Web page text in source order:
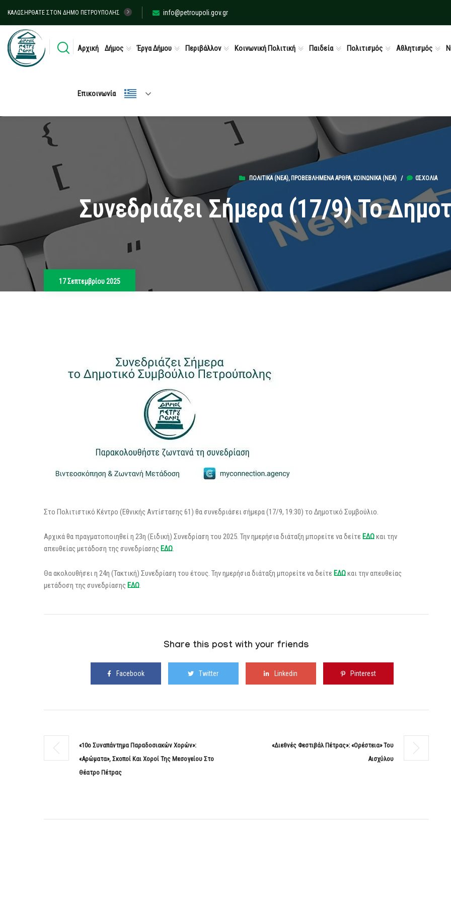
ΚΑΛΩΣΉΡΘΑΤΕ ΣΤΟΝ ΔΉΜΟ ΠΕΤΡΟΎΠΟΛΗΣ info@petroupoli.gov.gr
Αρχική Δήμος Έργα Δήμου Περιβάλλον Κοινωνική Πολιτική Παιδεία Πολιτισμός Αθλητισμός
Επικοινωνία
ΠΟΛΙΤΙΚΆ (ΝΕΑ), ΠΡΟΒΕΒΛΗΜΈΝΑ ΆΡΘΡΑ, ΚΟΙΝΩΝΙΚΆ (ΝΕΑ) / 0ΣΧΌΛΙΑ
Συνεδριάζει Σήμερα (17/9) Το
17 Σεπτεμβρίου 2025
Στο Πολιτιστικό Κέντρο (Εθνικής Αντίστασης 61) θα συνεδριάσει σήμερα (17/9, 19:30) το Δημοτικό Συμβούλιο.
Αρχικά θα πραγματοποιηθεί η 23η (Ειδική) Συνεδρίαση του 2025. Την ημερήσια διάταξη μπορείτε να δείτε ΕΔΩκαι την
απευθείας μετάδοση της συνεδρίασης ΕΔΩ.
Θα ακολουθήσει η 24η (Τακτική) Συνεδρίαση του έτους. Την ημερήσια διάταξη μπορείτε να δείτε ΕΔΩκαι την απευθείας
μετάδοση της συνεδρίασης ΕΔΩ.
Share this post with your friends
Facebook Twitter Linkedin Pinterest
«10ο Συναπάντημα Παραδοσιακών Χορών»:
«Αρώματα», Σκοποί Και Χοροί Της Μεσογείου Στο
Θέατρο Πέτρας
«Διεθνές Φεστιβάλ Πέτρας»: «Ορέστεια» Του
Αισχύλου